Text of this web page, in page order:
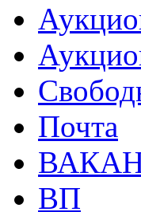
Почта
ВП